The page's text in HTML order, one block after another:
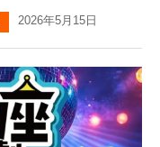
2026年5月15日